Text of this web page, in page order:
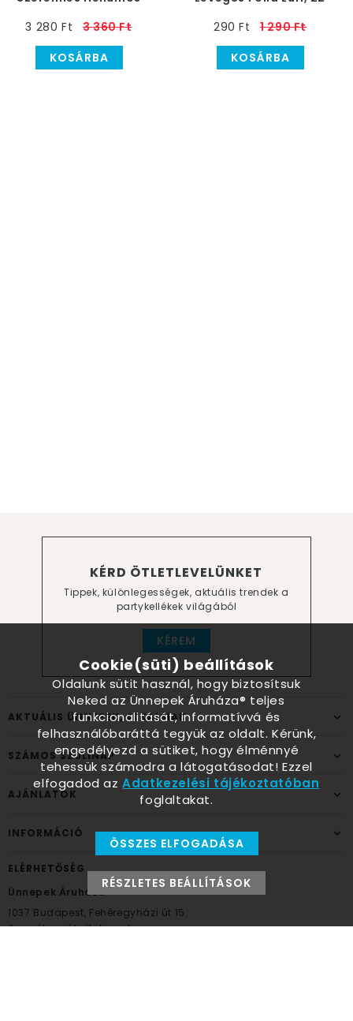
3 280 Ft
3 360 Ft
KOSÁRBA
290 Ft
1 290 Ft
KOSÁRBA
KÉRD ÖTLETLEVELÜNKET
Tippek, különlegességek, aktuális trendek a
partykellékek világából
KÉREM
AKTUÁLIS ÜNNEPEK, ALKALMAK
SZÁMOS SZÜLINAP
AJÁNLATOK
INFORMÁCIÓ
ELÉRHETŐSÉG
Ünnepek Áruháza
1037 Budapest, Fehéregyházi út 15.
Személyes átvételi pont
Cookie(süti) beállítások
Oldalunk sütit használ, hogy biztosítsuk
Neked az Ünnepek Áruháza® teljes
funkcionalitását, informatívvá és
felhasználóbaráttá tegyük az oldalt. Kérünk,
engedélyezd a sütiket, hogy élménnyé
tehessük számodra a látogatásodat! Ezzel
elfogadod azAdatkezelési tájékoztatóban
foglaltakat.
ÖSSZES ELFOGADÁSA
RÉSZLETES BEÁLLÍTÁSOK